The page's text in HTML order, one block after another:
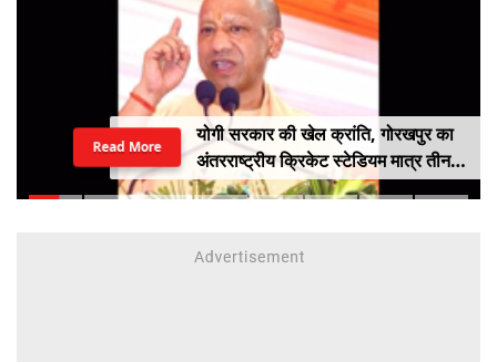
योगी सरकार की खेल क्रांति, गोरखपुर का
अंतरराष्ट्रीय क्रिकेट स्टेडियम मात्र तीन
महीने में लगभग 20% तैयार
Read More